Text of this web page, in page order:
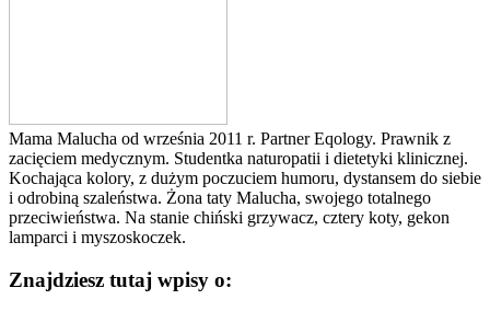
Mama Malucha od września 2011 r. Partner Eqology. Prawnik z
zacięciem medycznym. Studentka naturopatii i dietetyki klinicznej.
Kochająca kolory, z dużym poczuciem humoru, dystansem do siebie
i odrobiną szaleństwa. Żona taty Malucha, swojego totalnego
przeciwieństwa. Na stanie chiński grzywacz, cztery koty, gekon
lamparci i myszoskoczek.
Znajdziesz tutaj wpisy o: